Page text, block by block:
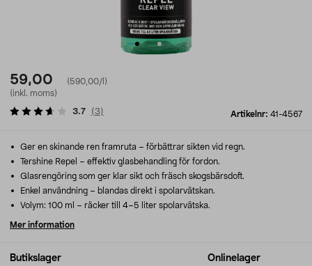
59,00
(590,00/l)
(inkl. moms)
Artikelnr: 41-4567
3.7 (3)
Butikslager Onlinelager
Ger en skinande ren framruta – förbättrar sikten vid regn.
Tershine Repel – effektiv glasbehandling för fordon.
Glasrengöring som ger klar sikt och fräsch skogsbärsdoft.
Enkel användning – blandas direkt i spolarvätskan.
Volym: 100 ml – räcker till 4–5 liter spolarvätska.
Mer information